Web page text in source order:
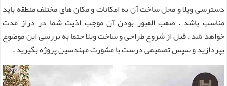
دسترسی ویلا و محل ساخت آن به امکانات و مکان های مختلف منطقه باید
مناسب باشد . صعب العبور بودن آن موجب اذیت شما در دراز مدت
خواهد شد . قبل از شروع طراحی و ساخت ویلا حتما به بررسی این موضوع
بپردازید و سپس تصمیمی درست با مشورت مهندسین پروژه بگیرید .